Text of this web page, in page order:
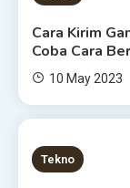
Cara Kirim
Coba Cara
10 May 2023
2 MINS READ
Tekno